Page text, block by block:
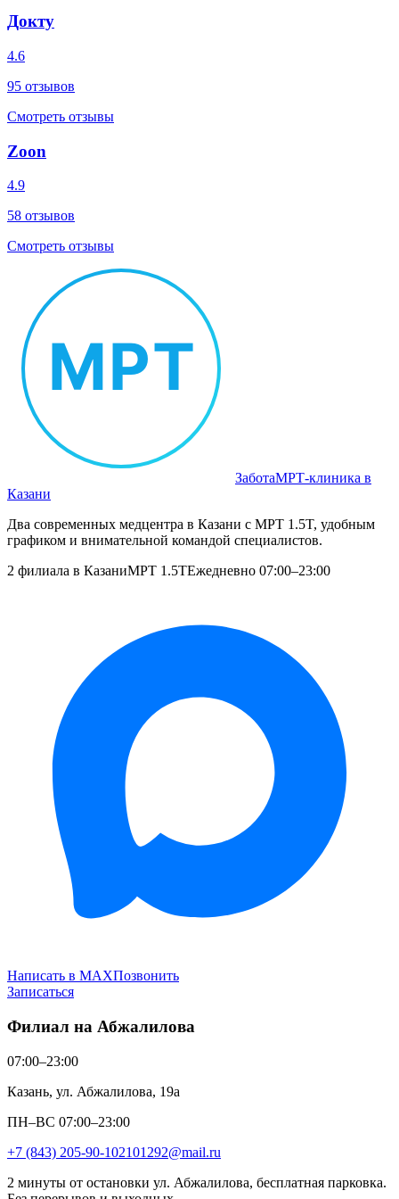
Докту
4.6
95 отзывов
Смотреть отзывы
Zoon
4.9
58 отзывов
Смотреть отзывы
ЗаботаМРТ‑клиника в
Казани
Два современных медцентра в Казани с МРТ 1.5T, удобным
графиком и внимательной командой специалистов.
2 филиала в КазаниМРТ 1.5TЕжедневно 07:00–23:00
Написать в MAXПозвонить
Записаться
Филиал на Абжалилова
07:00–23:00
Казань, ул. Абжалилова, 19а
ПН–ВС 07:00–23:00
+7 (843) 205-90-102101292@mail.ru
2 минуты от остановки ул. Абжалилова, бесплатная парковка.